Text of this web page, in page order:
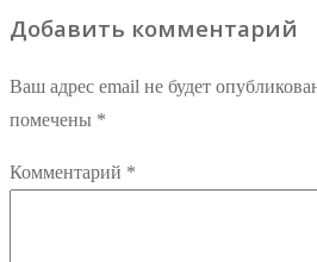
Добавить комментарий
Ваш адрес email не будет
помечены *
Комментарий *